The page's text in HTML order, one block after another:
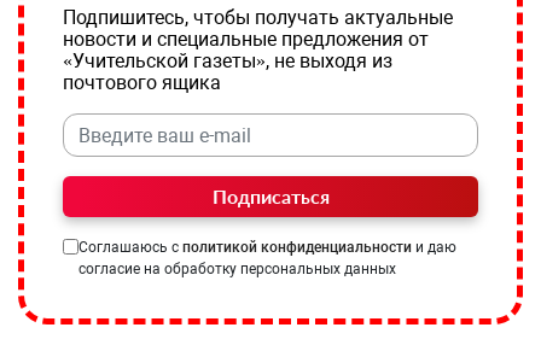
Подпишитесь, чтобы получать актуальные
новости и специальные предложения от
«Учительской газеты», не выходя из
почтового ящика
Подписаться
Соглашаюсь с политикой конфиденциальности и даю
согласие на обработку персональных данных